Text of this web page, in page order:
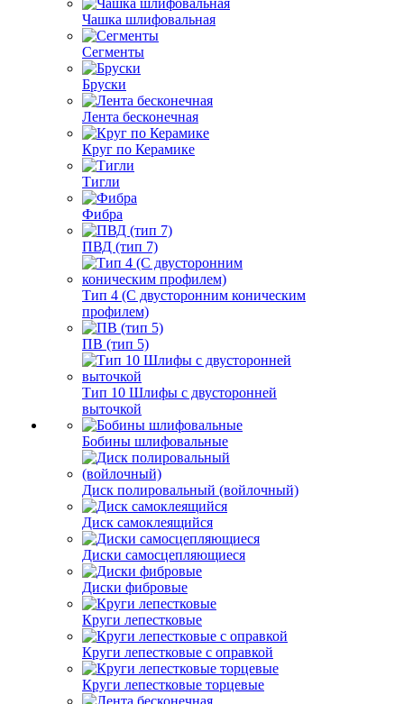
Чашка шлифовальная
Сегменты
Бруски
Лента бесконечная
Круг по Керамике
Тигли
Фибра
ПВД (тип 7)
Тип 4 (С двусторонним коническим
профилем)
ПВ (тип 5)
Тип 10 Шлифы с двусторонней
выточкой
Бобины шлифовальные
Диск полировальный (войлочный)
Диск самоклеящийся
Диски самосцепляющиеся
Диски фибровые
Круги лепестковые
Круги лепестковые с оправкой
Круги лепестковые торцевые